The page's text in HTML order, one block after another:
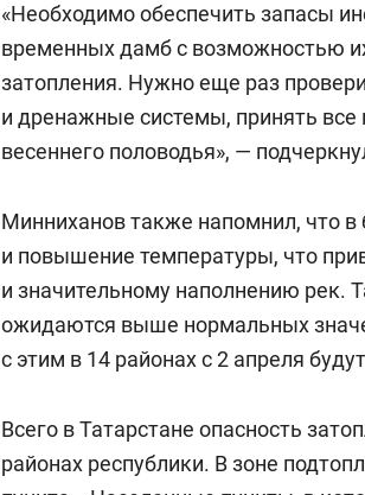
«Необходимо обеспечить запасы
временных дамб с возможностью
затопления. Нужно еще раз
и дренажные системы, принять
весеннего половодья», —
Минниханов также напомнил, что
и повышение температуры, что
и значительному наполнению рек.
ожидаются выше нормальных
с этим в 14 районах с 2 апреля
Всего в Татарстане опасность
районах республики. В зоне